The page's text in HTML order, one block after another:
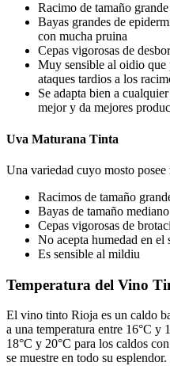
Racimo de tamaño
Bayas grandes de
con mucha pruina
Cepas vigorosas de
Muy sensible al oidio que
ataques tardios a los
Se adapta bien a
mejor y da mejores
Uva Maturana Tinta
Una variedad cuyo mosto
Racimos de tamaño
Bayas de tamaño
Cepas vigorosas de
No acepta humedad en el
Es sensible al mildiu
Temperatura del Vino
El vino tinto Rioja es un caldo
a una temperatura entre 16°C y
18°C y 20°C para los caldos
se muestre en todo su esplendor.